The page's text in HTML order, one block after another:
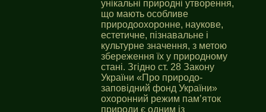
унікальні природні утворення,
що мають особливе
природоохоронне, наукове,
естетичне, пізнавальне і
культурне значення, з метою
збереження їх у природному
стані. Згідно ст. 28 Закону
України «Про природо-
заповідний фонд України»
охоронний режим пам’яток
природи є одним із